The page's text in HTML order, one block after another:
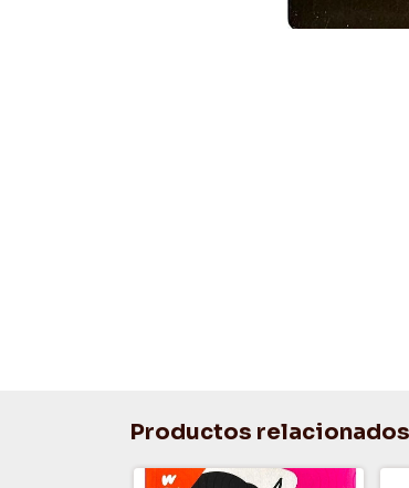
Productos relacionados